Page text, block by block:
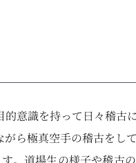
意識を持って日々稽古
ら極真空手の稽古をして